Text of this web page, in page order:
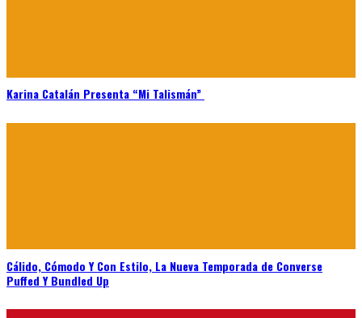
Karina Catalán Presenta “Mi Talismán”
Cálido, Cómodo Y Con Estilo, La Nueva Temporada de Converse
Puffed Y Bundled Up